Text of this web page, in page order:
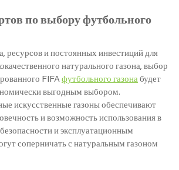
по выбору футбольного
ресурсов и постоянных инвестиций для
натурального газона, выбор
FIFA футбольного газона будет
выгодным выбором.
искусственные газоны обеспечивают
и возможность использования в
и эксплуатационным
соперничать с натуральным газоном